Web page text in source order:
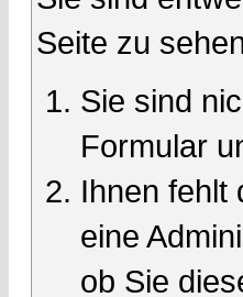
Seite zu
Sie sind
Formular
Ihnen fehlt
eine
ob Sie